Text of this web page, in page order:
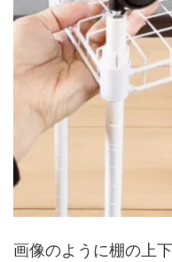
画像のように棚の上